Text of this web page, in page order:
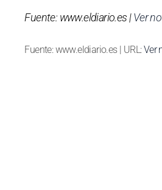
Fuente: www.eldiario.es |Ver
Fuente: www.eldiario.es | URL:Ver